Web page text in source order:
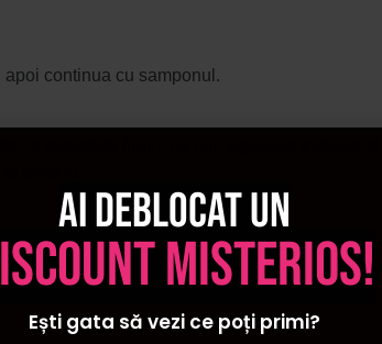
continua cu samponul.
la suprafata firului de par, sigileaza cuticula
Ai deblocat un
misterios!
Ești gata să vezi ce poți primi?